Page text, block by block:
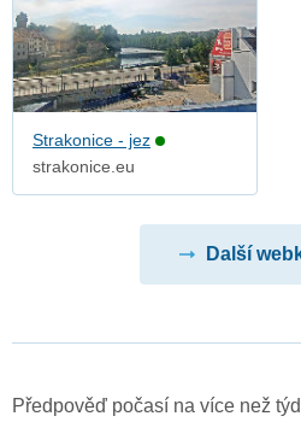
Strakonice - jez
strakonice.eu
Další
Předpověď počasí na více než